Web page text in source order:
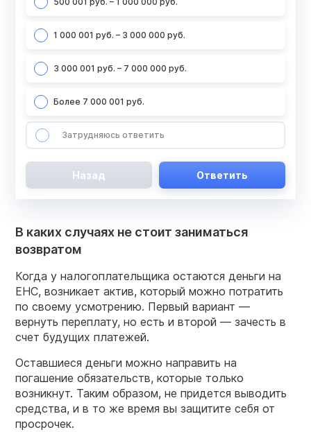
1 000 001 руб. – 3 000 000 руб.
3 000 001 руб. – 7 000 000 руб.
Более 7 000 001 руб.
Затрудняюсь ответить
Назад Ответить
В каких случаях не стоит заниматься
возвратом
Когда у налогоплательщика остаются деньги на
ЕНС, возникает актив, который можно потратить
по своему усмотрению. Первый вариант —
вернуть переплату, но есть и второй — зачесть в
счет будущих платежей.
Оставшиеся деньги можно направить на
погашение обязательств, которые только
возникнут. Таким образом, не придется выводить
средства, и в то же время вы защитите себя от
просрочек.